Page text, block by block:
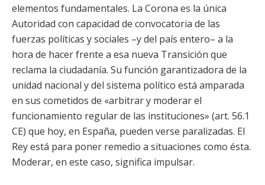
elementos fundamentales. La Corona es la única
Autoridad con capacidad de convocatoria de las
fuerzas políticas y sociales –y del país entero– a la
hora de hacer frente a esa nueva Transición que
reclama la ciudadanía. Su función garantizadora de la
unidad nacional y del sistema político está amparada
en sus cometidos de «arbitrar y moderar el
funcionamiento regular de las instituciones» (art. 56.1
CE) que hoy, en España, pueden verse paralizadas. El
Rey está para poner remedio a situaciones como ésta.
Moderar, en este caso, significa impulsar.